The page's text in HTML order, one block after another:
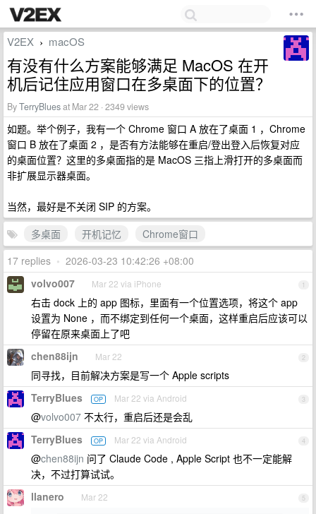
V2EX › macOS
有没有什么方案能够满足 MacOS 在开
机后记住应用窗口在多桌面下的位置？
ByTerryBluesat Mar 22 · 2349 views
如题。举个例子，我有一个 Chrome 窗口 A 放在了桌面 1 ，Chrome
窗口 B 放在了桌面 2 ，是否有方法能够在重启/登出登入后恢复对应
的桌面位置？这里的多桌面指的是 MacOS 三指上滑打开的多桌面而
非扩展显示器桌面。
当然，最好是不关闭 SIP 的方案。
多桌面
开机记忆
Chrome窗口
17 replies • 2026-03-23 10:42:26 +08:00
1
volvo007 Mar 22 via iPhone
右击 dock 上的 app 图标，里面有一个位置选项，将这个 app
设置为 None ，而不绑定到任何一个桌面，这样重启后应该可以
停留在原来桌面上了吧
2
chen88ijn Mar 22
同寻找，目前解决方案是写一个 Apple scripts
3
TerryBlues OP Mar 22 via Android
@volvo007 不太行，重启后还是会乱
4
TerryBlues OP Mar 22 via Android
@chen88ijn 问了 Claude Code , Apple Script 也不一定能解
决，不过打算试试。
5
llanero Mar 22